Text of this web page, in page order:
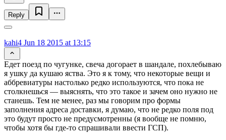
Reply
kahi4 Jun 18 2015 at 13:15
Едет поезд по чугунке, свеча догорает в шандале, похлебываю
я ушку да кушаю яства. Это я к тому, что некоторые вещи и
аббревиатуры настолько редко используются, что пока не
столкнешься — выяснять, что это такое и зачем оно нужно не
станешь. Тем не менее, раз мы говорим про формы
заполнения адреса доставки, я думаю, что не редко поля под
это будут просто не предусмотренны (я вообще не помню,
чтобы хотя бы где-то спрашивали ввести ГСП).